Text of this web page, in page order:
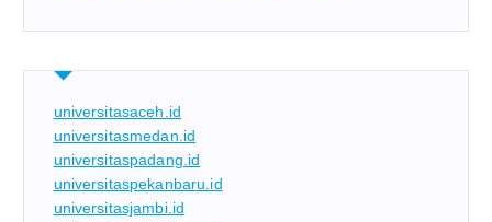
universitasaceh.id
universitasmedan.id
universitaspadang.id
universitaspekanbaru.id
universitasjambi.id